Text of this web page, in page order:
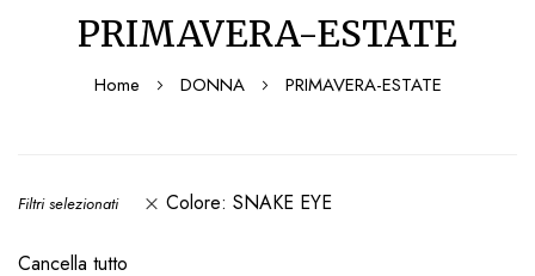
PRIMAVERA-ESTATE
Home DONNA PRIMAVERA-ESTATE
Filtri selezionati Colore SNAKE EYE
Cancella tutto